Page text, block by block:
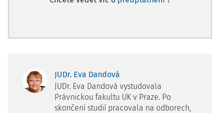
JUDr. Eva Dandová
JUDr. Eva Dandová vystudovala
Právnickou fakultu UK v Praze. Po
skončení studií pracovala na odborech,